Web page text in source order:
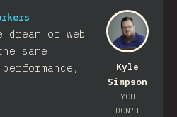
Kyle
Simpson
YOU
DON'T
dream of web
same